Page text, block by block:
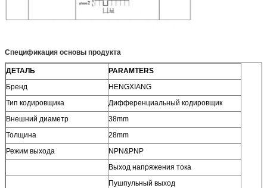
Спецификация основы продукта
ДЕТАЛЬ
PARAMTERS
Бренд
HENGXIANG
Тип кодировщика
Дифференциальный кодировщик
Внешний диаметр
38mm
Толщина
28mm
Режим выхода
NPN&PNP
Выход напряжения тока
Пушпульный выход